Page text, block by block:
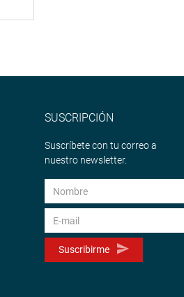
SUSCRIPCIÓN
Suscríbete con tu correo a
nuestro newsletter.
Suscribirme